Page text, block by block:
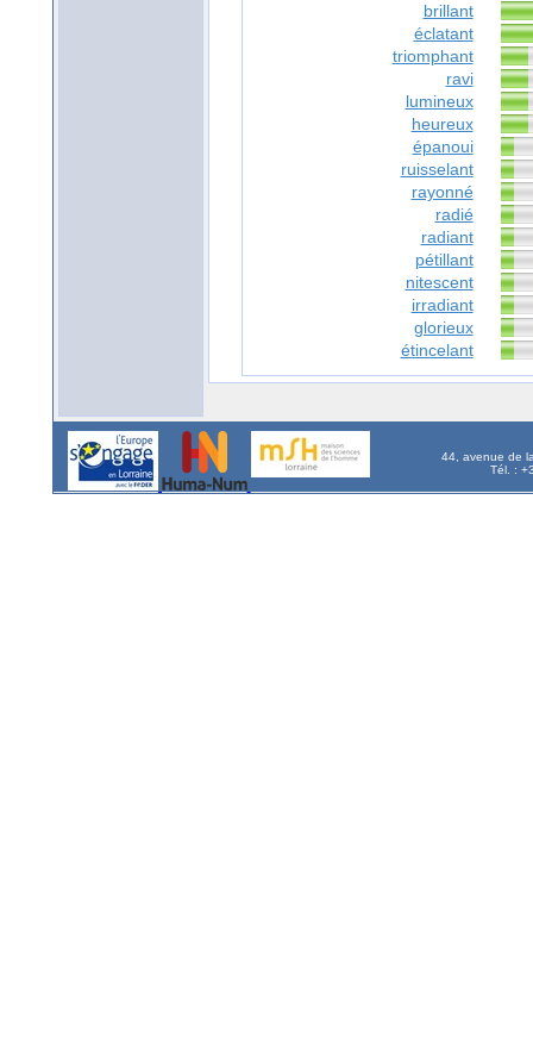
brillant
éclatant
triomphant
ravi
lumineux
heureux
épanoui
ruisselant
rayonné
radié
radiant
pétillant
nitescent
irradiant
glorieux
étincelant
44, avenue de
Tél. :